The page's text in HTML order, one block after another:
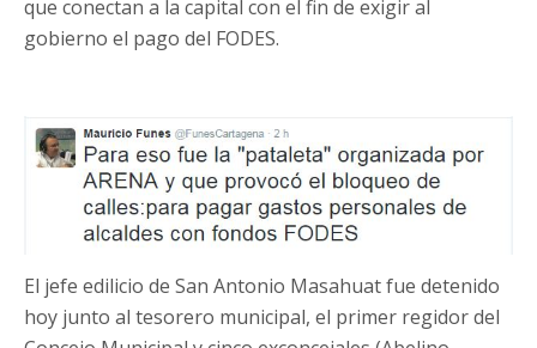
que conectan a la capital con el fin de exigir al
gobierno el pago del FODES.
El jefe edilicio de San Antonio Masahuat fue detenido
hoy junto al tesorero municipal, el primer regidor del